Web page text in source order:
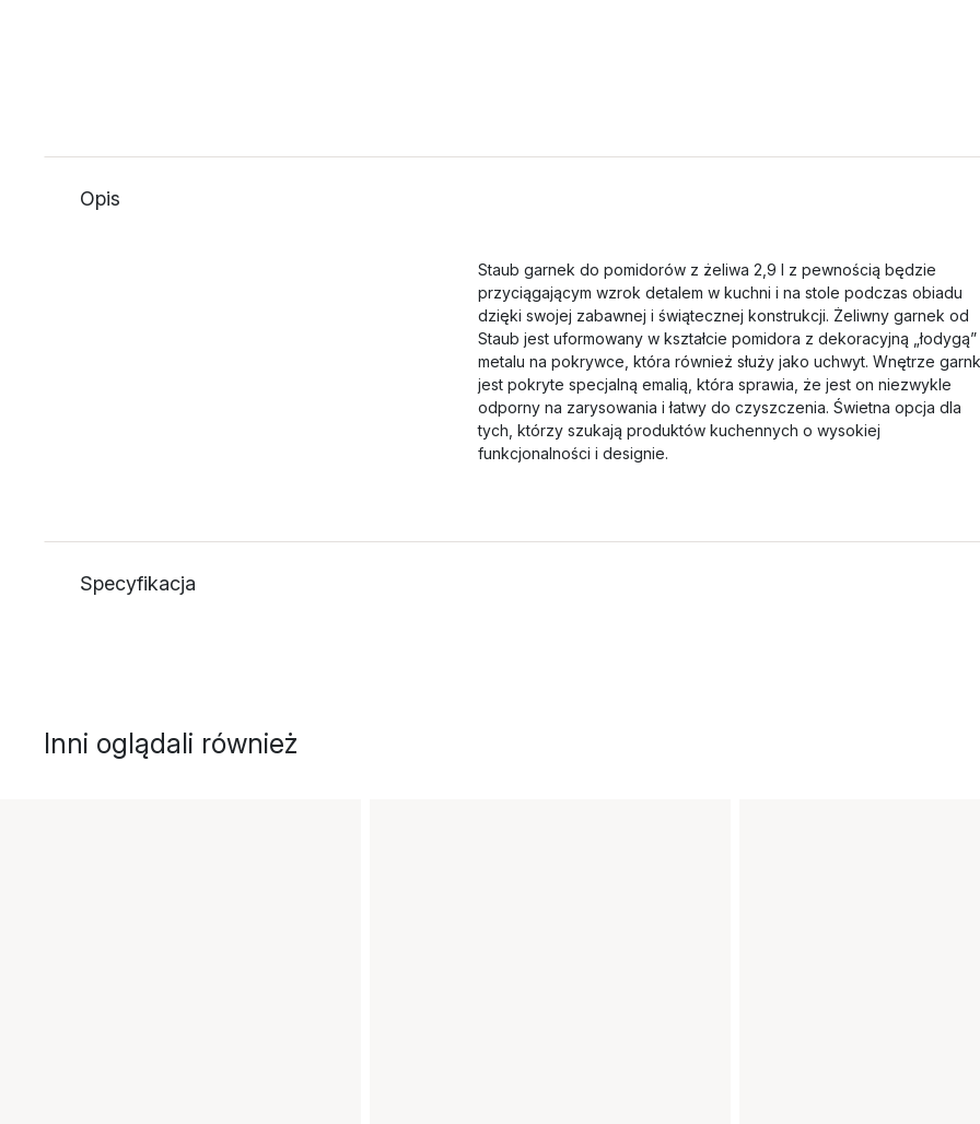
Opis
Staub garnek do pomidorów z żeliwa 2,9 l z pewnością będzie
przyciągającym wzrok detalem w kuchni i na stole podczas obiadu
dzięki swojej zabawnej i świątecznej konstrukcji. Żeliwny garnek od
Staub jest uformowany w kształcie pomidora z dekoracyjną
metalu na pokrywce, która również służy jako uchwyt. Wnętrze
jest pokryte specjalną emalią, która sprawia, że jest on niezwykle
odporny na zarysowania i łatwy do czyszczenia. Świetna opcja dla
tych, którzy szukają produktów kuchennych o wysokiej
funkcjonalności i designie.
Specyfikacja
Inni oglądali również